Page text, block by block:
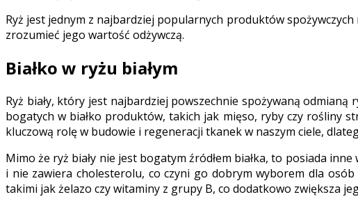
Ryż jest jednym z najbardziej popularnych produktów spożywczych
zrozumieć jego wartość odżywczą.
Białko w ryżu białym
Ryż biały, który jest najbardziej powszechnie spożywaną
bogatych w białko produktów, takich jak mięso, ryby czy rośliny
kluczową rolę w budowie i regeneracji tkanek w naszym ciele,
Mimo że ryż biały nie jest bogatym źródłem białka, to posiada
i nie zawiera cholesterolu, co czyni go dobrym wyborem dla osób
takimi jak żelazo czy witaminy z grupy B, co dodatkowo zwiększa